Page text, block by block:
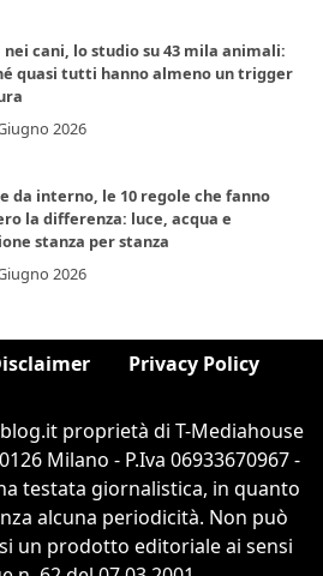
nei cani, lo studio su 43 mila animali:
quasi tutti hanno almeno un trigger
2026
da interno, le 10 regole che fanno
la differenza: luce, acqua e
stanza per stanza
2026
Privacy Policy
proprietà di T-Mediahouse
Milano - P.Iva 06933670967 -
testata giornalistica, in quanto
alcuna periodicità. Non può
un prodotto editoriale ai sensi